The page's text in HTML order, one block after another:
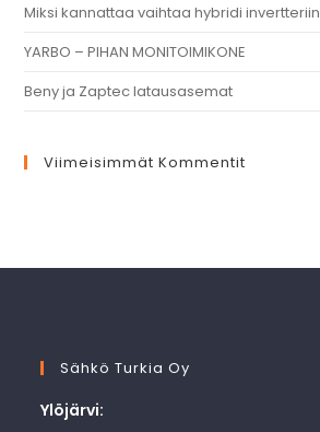
Miksi kannattaa vaihtaa hybridi invertteriin
YARBO – PIHAN MONITOIMIKONE
Beny ja Zaptec latausasemat
Viimeisimmät Kommentit
Sähkö Turkia Oy
Ylöjärvi: